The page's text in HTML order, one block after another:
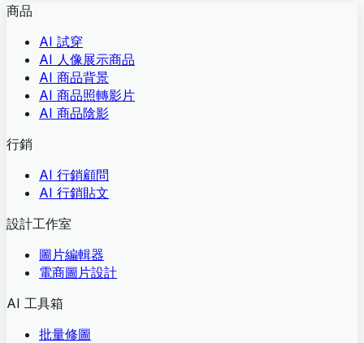
商品
AI 試穿
AI 人像展示商品
AI 商品背景
AI 商品照轉影片
AI 商品陰影
行銷
AI 行銷顧問
AI 行銷貼文
設計工作室
圖片編輯器
電商圖片設計
AI 工具箱
批量修圖